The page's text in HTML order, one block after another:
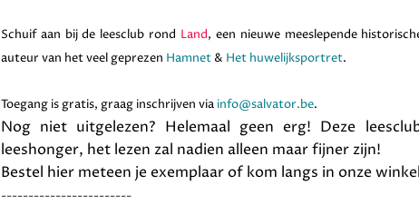
Schuif aan bij de leesclub rond Land, een nieuwe meeslepende
auteur van het veel geprezen Hamnet & Het huwelijksportret.
Toegang is gratis, graag inschrijven via info@salvator.be.
Nog niet uitgelezen? Helemaal geen erg! Deze
leeshonger, het lezen zal nadien alleen maar fijner zijn!
Bestel hier meteen je exemplaar of kom langs in onze
------------------------